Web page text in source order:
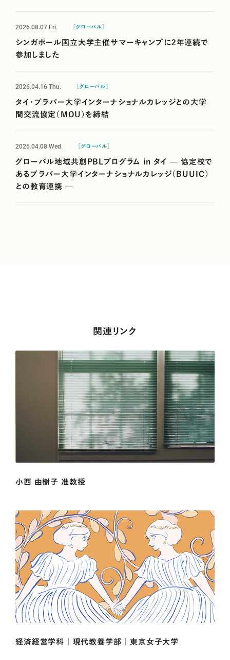
2026.08.07 Fri. ［グローバル］
シンガポール国立大学主催サマーキャンプに2年連続で
参加しました
2026.04.16Thu. ［グローバル］
タイ・ブラパー大学インターナショナルカレッジとの大学
間交流協定（MOU）を締結
2026.04.08Wed. ［グローバル］
グローバル地域共創PBLプログラム in タイ — 協定校で
あるブラパー大学インターナショナルカレッジ（BUUIC）
との教育連携 —
関連リンク
小西 由樹子 准教授
経済経営学科 | 現代教養学部 | 東京女子大学